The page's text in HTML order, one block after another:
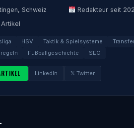
Schweiz
Redakteur seit
Artikel
HSV Taktik & Spielsysteme
Fußballgeschichte SEO
LinkedIn 𝕏 Twitter